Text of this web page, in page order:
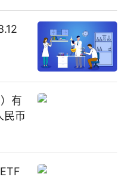
有
民币